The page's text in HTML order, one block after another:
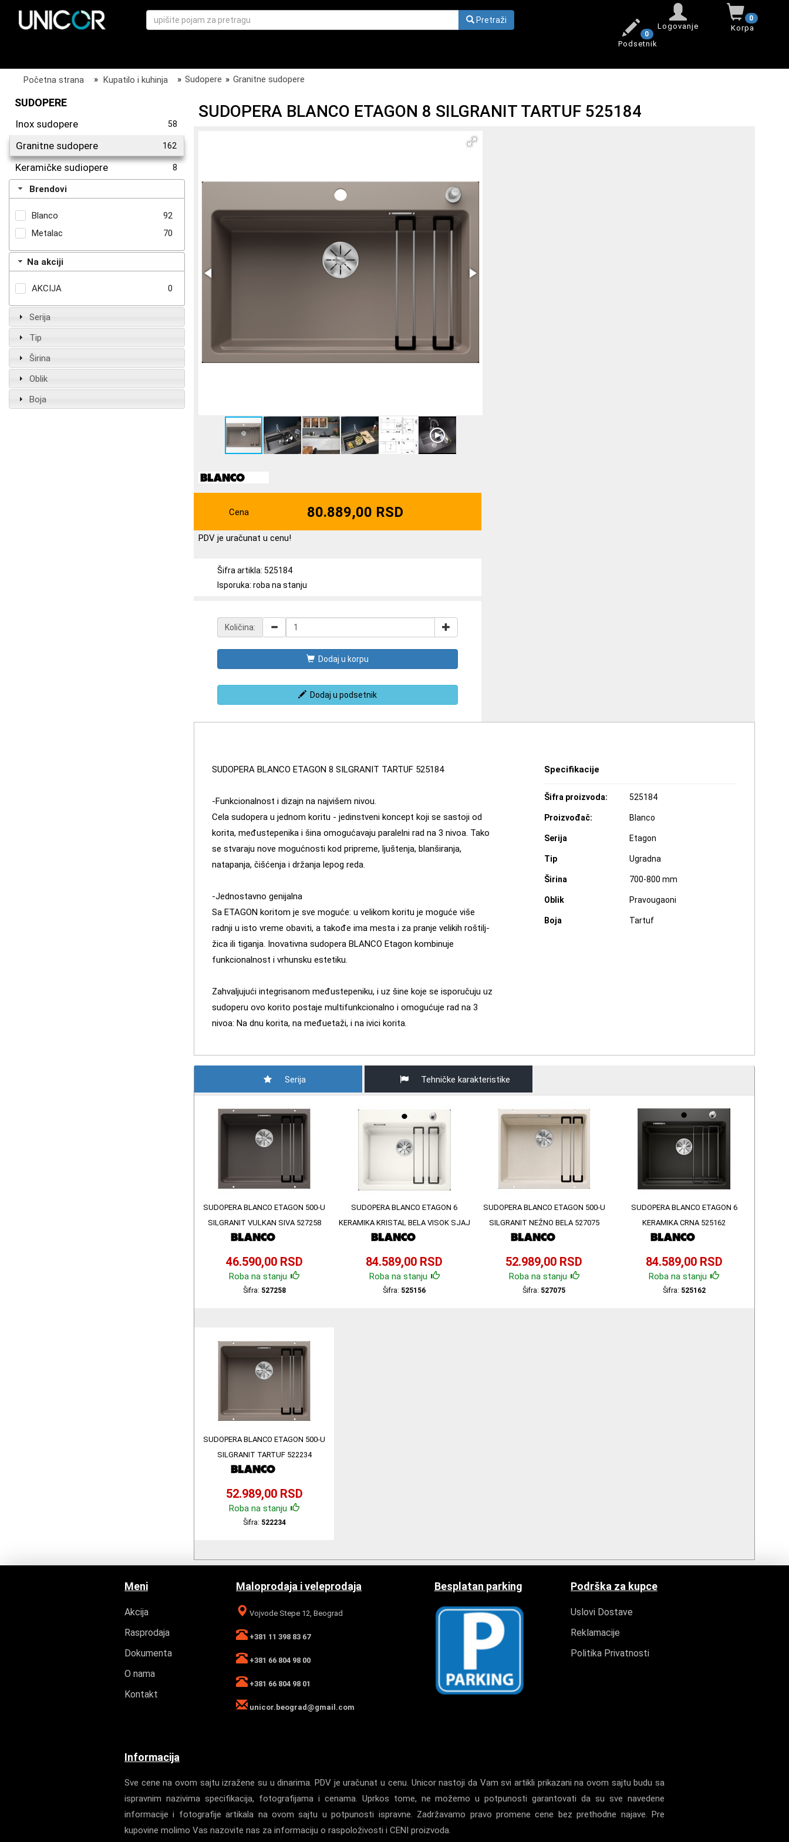
Pretraži 0
Korpa
Logovanje
0
Podsetnik
Početna strana » Kupatilo i kuhinja » Sudopere » Granitne sudopere
SUDOPERE
Inox sudopere 58
Granitne sudopere 162
Keramičke sudiopere 8
Brendovi
Blanco
92
Metalac
70
Na akciji
AKCIJA 0
Serija
Tip
Širina
Oblik
Boja
SUDOPERA BLANCO ETAGON 8 SILGRANIT TARTUF 525184
Cena 80.889,00 RSD
PDV je uračunat u cenu!
Šifra artikla: 525184
Isporuka: roba na stanju
Količina:
Dodaj u korpu
Dodaj u podsetnik
SUDOPERA BLANCO ETAGON 8 SILGRANIT TARTUF 525184
-Funkcionalnost i dizajn na najvišem nivou.
Cela sudopera u jednom koritu - jedinstveni koncept koji se sastoji od
korita, međustepenika i šina omogućavaju paralelni rad na 3 nivoa. Tako
se stvaraju nove mogućnosti kod pripreme, ljuštenja, blanširanja,
natapanja, čišćenja i držanja lepog reda.
-Jednostavno genijalna
Sa ETAGON koritom je sve moguće: u velikom koritu je moguće više
radnji u isto vreme obaviti, a takođe ima mesta i za pranje velikih roštilj-
žica ili tiganja. Inovativna sudopera BLANCO Etagon kombinuje
funkcionalnost i vrhunsku estetiku.
Zahvaljujući integrisanom međustepeniku, i uz šine koje se isporučuju uz
sudoperu ovo korito postaje multifunkcionalno i omogućuje rad na 3
nivoa: Na dnu korita, na međuetaži, i na ivici korita.
Specifikacije
Šifra proizvoda: 525184
Proizvođač: Blanco
Serija Etagon
Tip Ugradna
Širina 700-800 mm
Oblik Pravougaoni
Boja Tartuf
Serija Tehničke karakteristike
SUDOPERA BLANCO ETAGON 500-U
SILGRANIT VULKAN SIVA 527258
46.590,00 RSD
Roba na stanju
Šifra: 527258
SUDOPERA BLANCO ETAGON 6
KERAMIKA KRISTAL BELA VISOK SJAJ
525156
84.589,00 RSD
Roba na stanju
Šifra: 525156
SUDOPERA BLANCO ETAGON 500-U
SILGRANIT NEŽNO BELA 527075
52.989,00 RSD
Roba na stanju
Šifra: 527075
SUDOPERA BLANCO ETAGON 6
KERAMIKA CRNA 525162
84.589,00 RSD
Roba na stanju
Šifra: 525162
SUDOPERA BLANCO ETAGON 500-U
SILGRANIT TARTUF 522234
52.989,00 RSD
Roba na stanju
Šifra: 522234
Meni
Akcija
Rasprodaja
Dokumenta
O nama
Kontakt
Maloprodaja i veleprodaja
Vojvode Stepe 12, Beograd
+381 11 398 83 67
+381 66 804 98 00
+381 66 804 98 01
unicor.beograd@gmail.com
Besplatan parking Podrška za kupce
Uslovi Dostave
Reklamacije
Politika Privatnosti
Informacija
Sve cene na ovom sajtu izražene su u dinarima. PDV je uračunat u cenu. Unicor nastoji da Vam svi artikli prikazani na ovom sajtu budu sa
ispravnim nazivima specifikacija, fotografijama i cenama. Uprkos tome, ne možemo u potpunosti garantovati da su sve navedene
informacije i fotografije artikala na ovom sajtu u potpunosti ispravne. Zadržavamo pravo promene cene bez prethodne najave. Pre
kupovine molimo Vas nazovite nas za informaciju o raspoloživosti i CENI proizvoda.